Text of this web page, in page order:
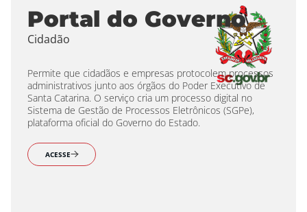
Portal do Governo
Cidadão
Permite que cidadãos e empresas protocolem processos
administrativos junto aos órgãos do Poder Executivo de
Santa Catarina. O serviço cria um processo digital no
Sistema de Gestão de Processos Eletrônicos (SGPe),
plataforma oficial do Governo do Estado.
ACESSE